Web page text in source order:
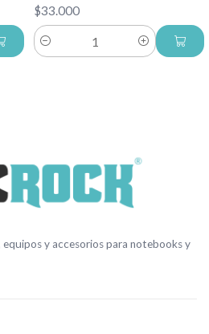
$33.000
Cantidad
equipos y accesorios para notebooks y